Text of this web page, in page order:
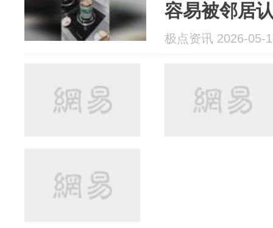
容易被邻居
极点资讯 2026-05-